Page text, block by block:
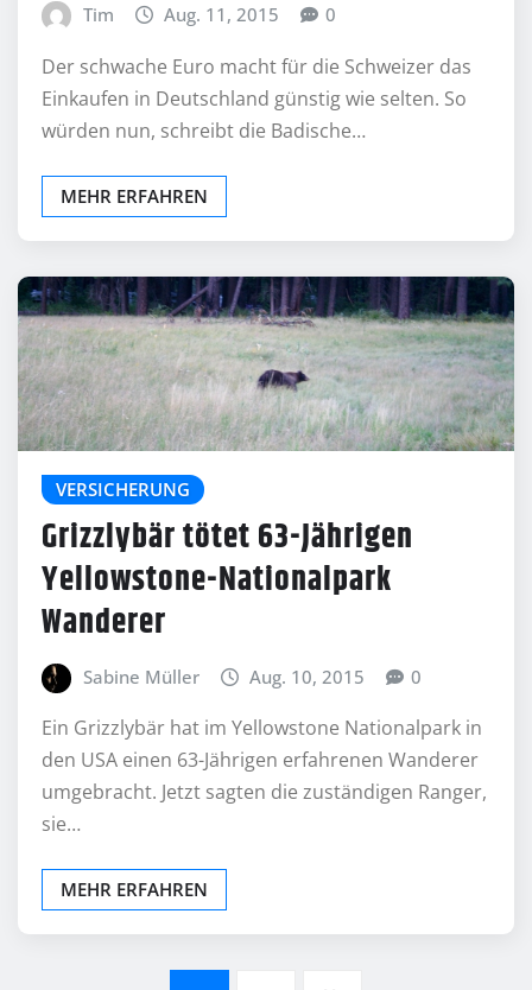
Tim Aug. 11, 2015 0
Der schwache Euro macht für die Schweizer das
Einkaufen in Deutschland günstig wie selten. So
würden nun, schreibt die Badische…
MEHR ERFAHREN
VERSICHERUNG
Grizzlybär tötet 63-Jährigen
Yellowstone-Nationalpark
Wanderer
Sabine Müller Aug. 10, 2015 0
Ein Grizzlybär hat im Yellowstone Nationalpark in
den USA einen 63-Jährigen erfahrenen Wanderer
umgebracht. Jetzt sagten die zuständigen Ranger,
sie…
MEHR ERFAHREN